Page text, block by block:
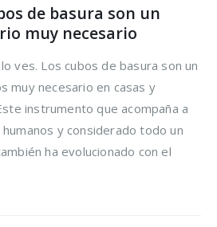
de basura son un
muy necesario
ves. Los cubos de basura son un
muy necesario en casas y
instrumento que acompaña a
y considerado todo un
ha evolucionado con el